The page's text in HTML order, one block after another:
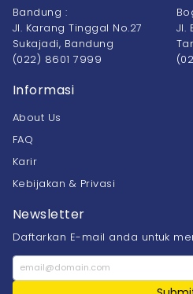
Bandung :
Jl. Karang Tinggal No.27
Sukajadi, Bandung
(022) 8601 7999
Jl.
Informasi
About Us
FAQ
Karir
Kebijakan & Privasi
Newsletter
Daftarkan E-mail anda untuk